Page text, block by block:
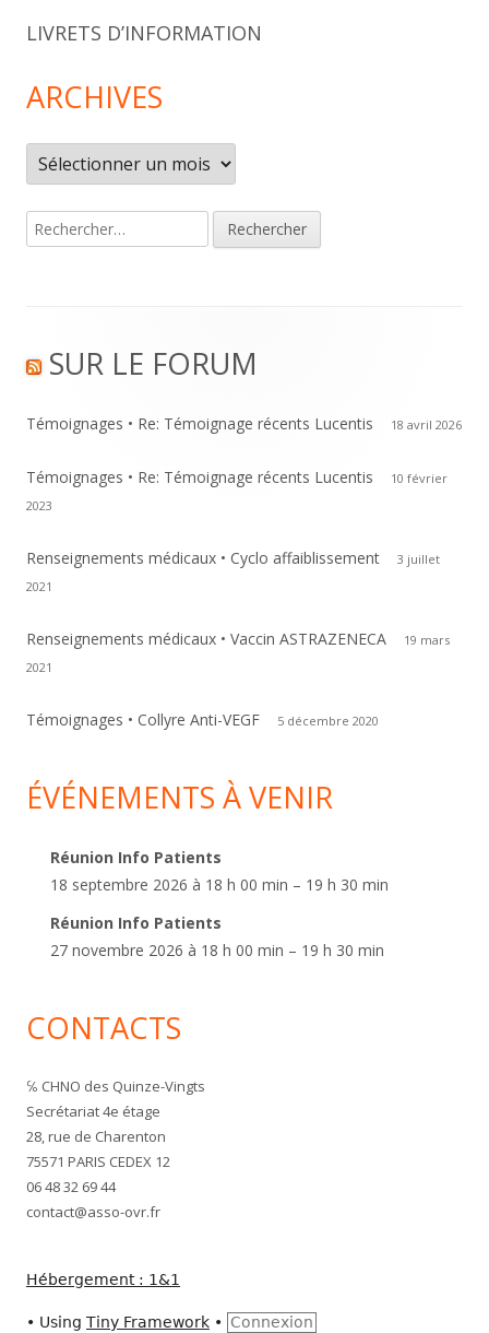
LIVRETS D’INFORMATION
ARCHIVES
Archives
Rechercher :
Content
SUR LE FORUM
Témoignages • Re: Témoignage récents Lucentis 18 avril 2026
Témoignages • Re: Témoignage récents Lucentis
10 février
2023
Renseignements médicaux • Cyclo affaiblissement
3 juillet
2021
Renseignements médicaux • Vaccin ASTRAZENECA
19 mars
2021
Témoignages • Collyre Anti-VEGF 5 décembre 2020
ÉVÉNEMENTS À VENIR
Réunion Info Patients
18 septembre 2026 à 18 h 00 min – 19 h 30 min
Réunion Info Patients
27 novembre 2026 à 18 h 00 min – 19 h 30 min
CONTACTS
℅ CHNO des Quinze-Vingts
Secrétariat 4e étage
28, rue de Charenton
75571 PARIS CEDEX 12
06 48 32 69 44
contact@asso-ovr.fr
Hébergement : 1&1
• Using Tiny Framework • Connexion